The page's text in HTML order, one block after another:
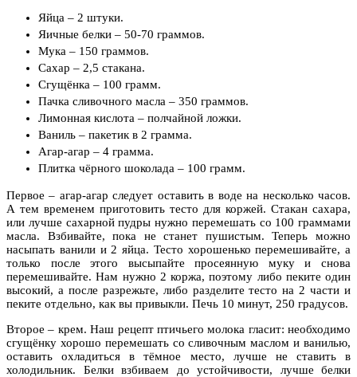
Яйца – 2 штуки.
Яичные белки – 50-70 граммов.
Мука – 150 граммов.
Сахар – 2,5 стакана.
Сгущёнка – 100 грамм.
Пачка сливочного масла – 350 граммов.
Лимонная кислота – полчайной ложки.
Ваниль – пакетик в 2 грамма.
Агар-агар – 4 грамма.
Плитка чёрного шоколада – 100 грамм.
Первое – агар-агар следует оставить в воде на несколько часов.
А тем временем приготовить тесто для коржей. Стакан сахара,
или лучше сахарной пудры нужно перемешать со 100 граммами
масла. Взбивайте, пока не станет пушистым. Теперь можно
насыпать ванили и 2 яйца. Тесто хорошенько перемешивайте, а
только после этого высыпайте просеянную муку и снова
перемешивайте. Нам нужно 2 коржа, поэтому либо пеките один
высокий, а после разрежьте, либо разделите тесто на 2 части и
пеките отдельно, как вы привыкли. Печь 10 минут, 250 градусов.
Второе – крем. Наш рецепт птичьего молока гласит: необходимо
сгущёнку хорошо перемешать со сливочным маслом и ванилью,
оставить охладиться в тёмное место, лучше не ставить в
холодильник. Белки взбиваем до устойчивости, лучше белки